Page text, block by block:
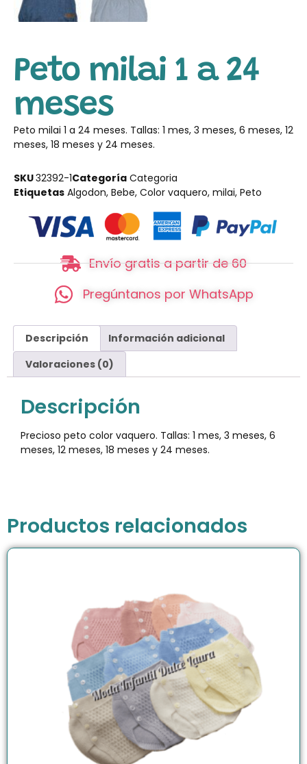
Peto milai 1 a 24
meses
Peto milai 1 a 24 meses. Tallas: 1 mes, 3 meses, 6 meses, 12
meses, 18 meses y 24 meses.
SKU32392-1Categoría Categoria
Etiquetas Algodon, Bebe, Color vaquero, milai, Peto
Envío gratis a partir de 60
Pregúntanos por WhatsApp
Descripción
Información adicional
Valoraciones (0)
Descripción
Precioso peto color vaquero. Tallas: 1 mes, 3 meses, 6
meses, 12 meses, 18 meses y 24 meses.
Productos relacionados